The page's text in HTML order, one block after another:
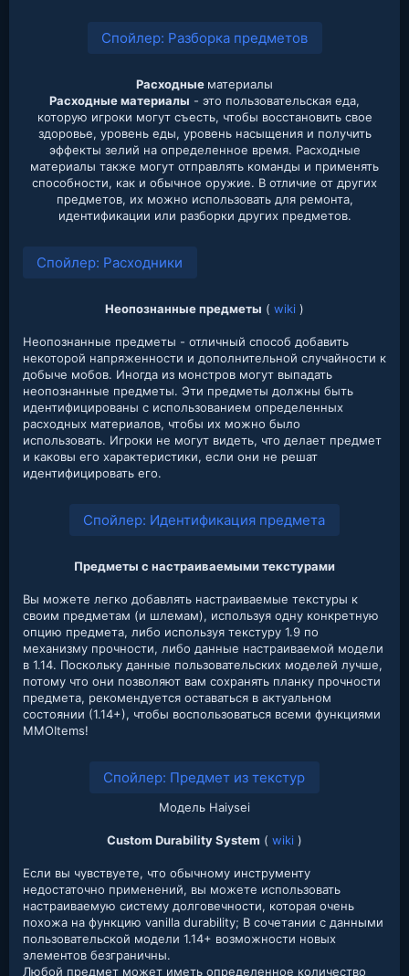
Спойлер: Разборка предметов
Расходные материалы
Расходные материалы - это пользовательская еда,
которую игроки могут съесть, чтобы восстановить свое
здоровье, уровень еды, уровень насыщения и получить
эффекты зелий на определенное время. Расходные
материалы также могут отправлять команды и применять
способности, как и обычное оружие. В отличие от других
предметов, их можно использовать для ремонта,
идентификации или разборки других предметов.​
Спойлер: Расходники
Неопознанные предметы ( wiki )
Неопознанные предметы - отличный способ добавить
некоторой напряженности и дополнительной случайности к
добыче мобов. Иногда из монстров могут выпадать
неопознанные предметы. Эти предметы должны быть
идентифицированы с использованием определенных
расходных материалов, чтобы их можно было
использовать. Игроки не могут видеть, что делает предмет
и каковы его характеристики, если они не решат
идентифицировать его.
Спойлер: Идентификация предмета
Предметы с настраиваемыми текстурами
Вы можете легко добавлять настраиваемые текстуры к
своим предметам (и шлемам), используя одну конкретную
опцию предмета, либо используя текстуру 1.9 по
механизму прочности, либо данные настраиваемой модели
в 1.14. Поскольку данные пользовательских моделей лучше,
потому что они позволяют вам сохранять планку прочности
предмета, рекомендуется оставаться в актуальном
состоянии (1.14+), чтобы воспользоваться всеми функциями
MMOItems!
Спойлер: Предмет из текстур
Модель Haiysei
Custom Durability System ( wiki )
Если вы чувствуете, что обычному инструменту
недостаточно применений, вы можете использовать
настраиваемую систему долговечности, которая очень
похожа на функцию vanilla durability; В сочетании с данными
пользовательской модели 1.14+ возможности новых
элементов безграничны.
Любой предмет может иметь определенное количество